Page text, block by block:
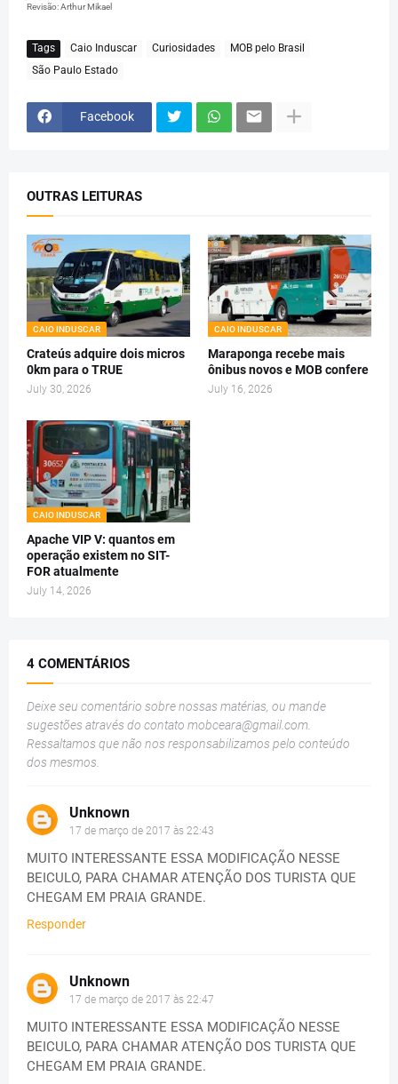
Revisão: Arthur Mikael
Tags Caio Induscar Curiosidades
MOB pelo Brasil
São Paulo Estado
Facebook
OUTRAS LEITURAS
CAIO INDUSCAR
Crateús adquire dois micros
0km para o TRUE
July 30, 2026
CAIO INDUSCAR
Maraponga recebe mais
ônibus novos e MOB confere
July 16, 2026
CAIO INDUSCAR
Apache VIP V: quantos em
operação existem no SIT-
FOR atualmente
July 14, 2026
4 COMENTÁRIOS
Deixe seu comentário sobre nossas matérias, ou mande
sugestões através do contato mobceara@gmail.com
Ressaltamos que não nos responsabilizamos pelo conteúdo
dos mesmos.
Unknown
17 de março de 2017 às 22:43
MUITO INTERESSANTE ESSA MODIFICAÇÃO NESSE
BEICULO, PARA CHAMAR ATENÇÃO DOS TURISTA QUE
CHEGAM EM PRAIA GRANDE.
Responder
Unknown
17 de março de 2017 às 22:47
MUITO INTERESSANTE ESSA MODIFICAÇÃO NESSE
BEICULO, PARA CHAMAR ATENÇÃO DOS TURISTA QUE
CHEGAM EM PRAIA GRANDE.